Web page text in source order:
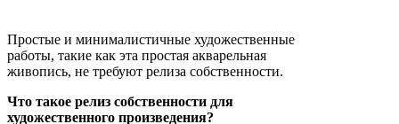
Простые и минималистичные художественные
работы, такие как эта простая акварельная
живопись, не требуют релиза собственности.
Что такое релиз собственности для
художественного произведения?